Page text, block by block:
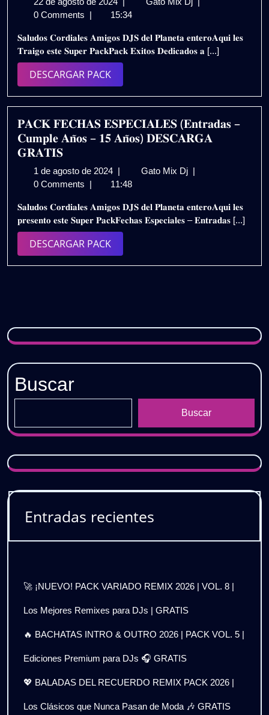
de
de
2024
𝐀
𝐋𝐀
(𝐋𝐈𝐌𝐏𝐈𝐎𝐒)
𝐃𝐄𝐒𝐂𝐀𝐑𝐆𝐀
𝐆𝐑𝐀𝐓𝐔𝐈𝐓𝐀
0 Comments
15:34
𝐒𝐚𝐥𝐮𝐝𝐨𝐬 𝐂𝐨𝐫𝐝𝐢𝐚𝐥𝐞𝐬 𝐀𝐦𝐢𝐠𝐨𝐬 𝐃𝐉𝐒 𝐝𝐞𝐥 𝐏𝐥𝐚𝐧𝐞𝐭𝐚 𝐞𝐧𝐭𝐞𝐫𝐨𝐀𝐪𝐮𝐢 𝐥𝐞𝐬
𝐓𝐫𝐚𝐢𝐠𝐨 𝐞𝐬𝐭𝐞 𝐒𝐮𝐩𝐞𝐫 𝐏𝐚𝐜𝐤𝐏𝐚𝐜𝐤 𝐄𝐱𝐢𝐭𝐨𝐬 𝐃𝐞𝐝𝐢𝐜𝐚𝐝𝐨𝐬 𝐚 [...]
DESCARGAR PACKDESCARGAR
PACK
𝐏𝐀𝐂𝐊 𝐅𝐄𝐂𝐇𝐀𝐒 𝐄𝐒𝐏𝐄𝐂𝐈𝐀𝐋𝐄𝐒 (𝐄𝐧𝐭𝐫𝐚𝐝𝐚𝐬 –
𝐂𝐮𝐦𝐩𝐥𝐞 𝐀𝐧̃𝐨𝐬 – 𝟏𝟓 𝐀𝐧̃𝐨𝐬) 𝐃𝐄𝐒𝐂𝐀𝐑𝐆𝐀
𝐆𝐑𝐀𝐓𝐈𝐒
1 de agosto de 2024 1
de
de
2024
Gato Mix Dj 𝐏𝐀𝐂𝐊
(𝐄𝐧𝐭𝐫𝐚𝐝𝐚𝐬
–
–
0 Comments
11:48
𝐒𝐚𝐥𝐮𝐝𝐨𝐬 𝐂𝐨𝐫𝐝𝐢𝐚𝐥𝐞𝐬 𝐀𝐦𝐢𝐠𝐨𝐬 𝐃𝐉𝐒 𝐝𝐞𝐥 𝐏𝐥𝐚𝐧𝐞𝐭𝐚 𝐞𝐧𝐭𝐞𝐫𝐨𝐀𝐪𝐮𝐢 𝐥𝐞𝐬
𝐩𝐫𝐞𝐬𝐞𝐧𝐭𝐨 𝐞𝐬𝐭𝐞 𝐒𝐮𝐩𝐞𝐫 𝐏𝐚𝐜𝐤𝐅𝐞𝐜𝐡𝐚𝐬 𝐄𝐬𝐩𝐞𝐜𝐢𝐚𝐥𝐞𝐬 – 𝐄𝐧𝐭𝐫𝐚𝐝𝐚𝐬 [...]
DESCARGAR PACKDESCARGAR
PACK
Buscar
Buscar
Entradas recientes
🚀 ¡NUEVO! PACK VARIADO REMIX 2026 | VOL. 8 |
Los Mejores Remixes para DJs | GRATIS
🔥 BACHATAS INTRO & OUTRO 2026 | PACK VOL. 5 |
Ediciones Premium para DJs 🎧 GRATIS
💖 BALADAS DEL RECUERDO REMIX PACK 2026 |
Los Clásicos que Nunca Pasan de Moda 🎶 GRATIS